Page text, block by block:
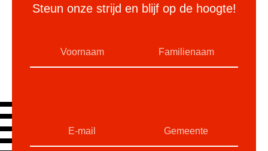
Steun onze strijd en blijf op de hoogte!